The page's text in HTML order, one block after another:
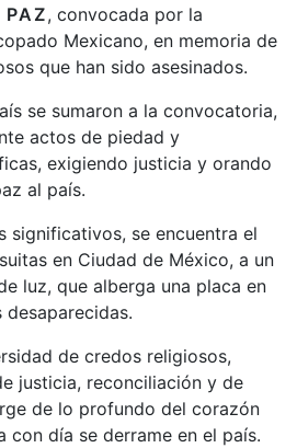
PAZ, convocada por la
Mexicano, en memoria de
que han sido asesinados.
se sumaron a la convocatoria,
actos de piedad y
exigiendo justicia y orando
al país.
significativos, se encuentra el
en Ciudad de México, a un
luz, que alberga una placa en
desaparecidas.
de credos religiosos,
justicia, reconciliación y de
de lo profundo del corazón
con día se derrame en el país.